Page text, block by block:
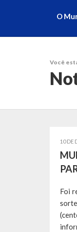
O
Você
10 DE
Foi